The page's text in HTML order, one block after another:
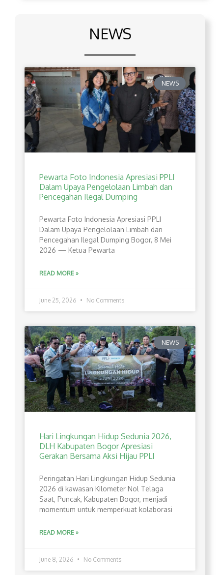
NEWS
NEWS
Pewarta Foto Indonesia Apresiasi PPLI
Dalam Upaya Pengelolaan Limbah dan
Pencegahan Ilegal Dumping
Pewarta Foto Indonesia Apresiasi PPLI
Dalam Upaya Pengelolaan Limbah dan
Pencegahan Ilegal Dumping Bogor, 8 Mei
2026 — Ketua Pewarta
READ MORE »
June 25, 2026 No Comments
NEWS
Hari Lingkungan Hidup Sedunia 2026,
DLH Kabupaten Bogor Apresiasi
Gerakan Bersama Aksi Hijau PPLI
Peringatan Hari Lingkungan Hidup Sedunia
2026 di kawasan Kilometer Nol Telaga
Saat, Puncak, Kabupaten Bogor, menjadi
momentum untuk memperkuat kolaborasi
READ MORE »
June 8, 2026 No Comments